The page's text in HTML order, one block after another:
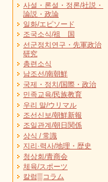
사설・론설・정론/社説・
論説・政論
일화/エピソード
조국소식/祖 国
선군정치연구・先軍政治
研究
총련소식
남조선/南朝鮮
국제・정치/国際・政治
민족교육/民族教育
우리 말/ウリマル
조선신보/朝鮮新報
조일관계/朝日関係
상식 / 常識
지리·력사/地理・歴史
청상회/青商会
체육/スポーツ
칼럼▒コラム